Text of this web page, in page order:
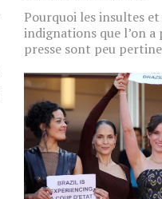
Pourquoi les insultes
indignations que l’on a
presse sont peu